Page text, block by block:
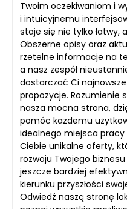
Twoim oczekiwaniom i
i intuicyjnemu
staje się nie tylko łatwy,
Obszerne opisy oraz
rzetelne informacje na
a nasz zespół
dostarczać Ci
propozycje. Rozumienie
nasza mocna strona,
pomóc każdemu
idealnego miejsca pracy
Ciebie unikalne oferty,
rozwoju Twojego
jeszcze bardziej
kierunku przyszłości
Odwiedź naszą stronę